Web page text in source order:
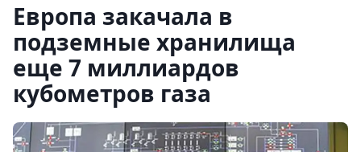
Европа закачала в
подземные хранилища
еще 7 миллиардов
кубометров газа